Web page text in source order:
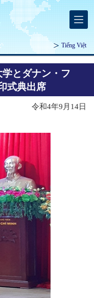
Tiếng Việt
とダナン・フ
式典出席
令和4年9月14日